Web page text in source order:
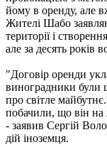
йому в оренду, але
Жителі Шабо
території і
але за десять років
"Договір оренди
виноградники були
про світле
побачили, що він на
- заявив Сергій
дій іноземця.